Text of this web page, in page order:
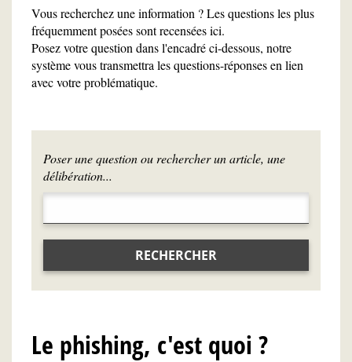
Vous recherchez une information ? Les questions les plus
fréquemment posées sont recensées ici.
Posez votre question dans l'encadré ci-dessous, notre
système vous transmettra les questions-réponses en lien
avec votre problématique.
Poser une question ou rechercher un article, une
délibération...
RECHERCHER
Le phishing, c'est quoi ?